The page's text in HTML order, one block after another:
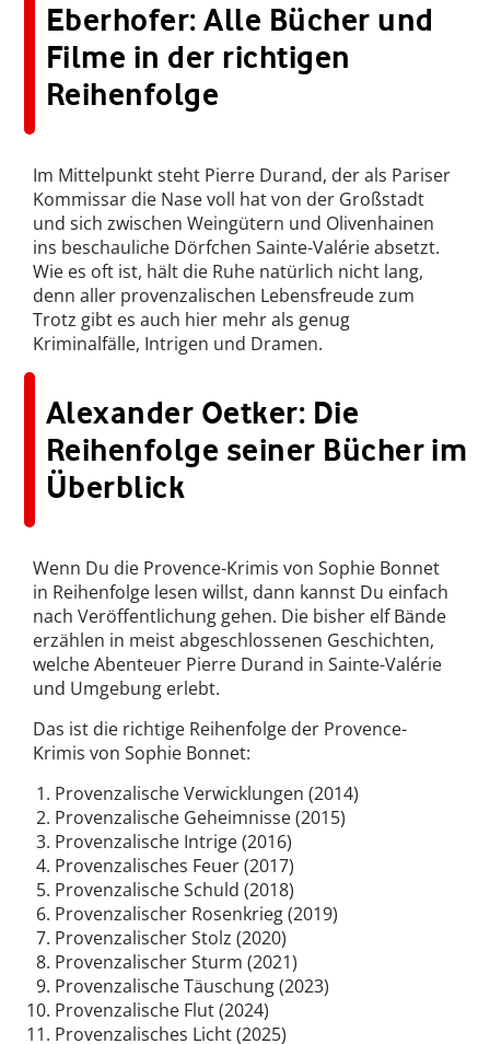
Eberhofer: Alle Bücher und
Filme in der richtigen
Reihenfolge
Im Mittelpunkt steht Pierre Durand, der als Pariser
Kommissar die Nase voll hat von der Großstadt
und sich zwischen Weingütern und Olivenhainen
ins beschauliche Dörfchen Sainte-Valérie absetzt.
Wie es oft ist, hält die Ruhe natürlich nicht lang,
denn aller provenzalischen Lebensfreude zum
Trotz gibt es auch hier mehr als genug
Kriminalfälle, Intrigen und Dramen.
Alexander Oetker: Die
Reihenfolge seiner Bücher im
Überblick
Wenn Du die Provence-Krimis von Sophie Bonnet
in Reihenfolge lesen willst, dann kannst Du einfach
nach Veröffentlichung gehen. Die bisher elf Bände
erzählen in meist abgeschlossenen Geschichten,
welche Abenteuer Pierre Durand in Sainte-Valérie
und Umgebung erlebt.
Das ist die richtige Reihenfolge der Provence-
Krimis von Sophie Bonnet:
Provenzalische Verwicklungen (2014)
Provenzalische Geheimnisse (2015)
Provenzalische Intrige (2016)
Provenzalisches Feuer (2017)
Provenzalische Schuld (2018)
Provenzalischer Rosenkrieg (2019)
Provenzalischer Stolz (2020)
Provenzalischer Sturm (2021)
Provenzalische Täuschung (2023)
Provenzalische Flut (2024)
Provenzalisches Licht (2025)